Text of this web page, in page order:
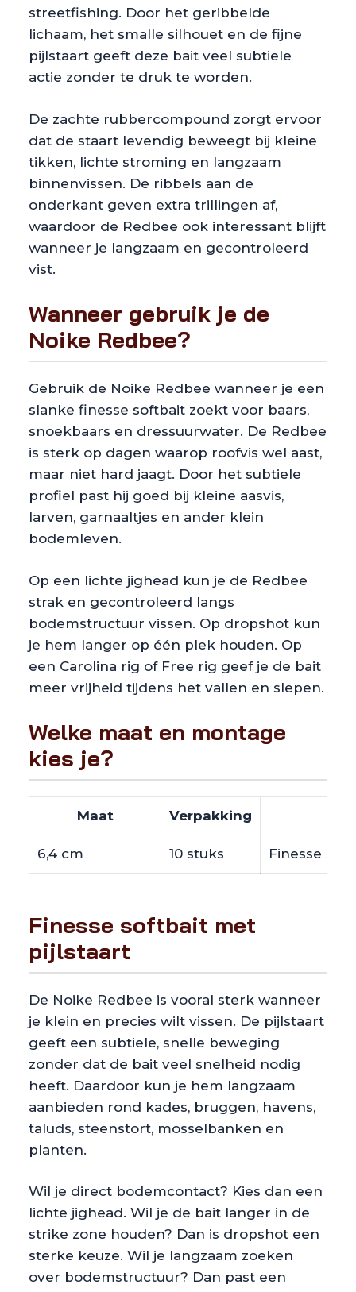
streetfishing. Door het geribbelde
lichaam, het smalle silhouet en de fijne
pijlstaart geeft deze bait veel subtiele
actie zonder te druk te worden.
De zachte rubbercompound zorgt ervoor
dat de staart levendig beweegt bij kleine
tikken, lichte stroming en langzaam
binnenvissen. De ribbels aan de
onderkant geven extra trillingen af,
waardoor de Redbee ook interessant blijft
wanneer je langzaam en gecontroleerd
vist.
Wanneer gebruik je de
Noike Redbee?
Gebruik de Noike Redbee wanneer je een
slanke finesse softbait zoekt voor baars,
snoekbaars en dressuurwater. De Redbee
is sterk op dagen waarop roofvis wel aast,
maar niet hard jaagt. Door het subtiele
profiel past hij goed bij kleine aasvis,
larven, garnaaltjes en ander klein
bodemleven.
Op een lichte jighead kun je de Redbee
strak en gecontroleerd langs
bodemstructuur vissen. Op dropshot kun
je hem langer op één plek houden. Op
een Carolina rig of Free rig geef je de bait
meer vrijheid tijdens het vallen en slepen.
Welke maat en montage
kies je?
Maat Verpakking
6,4 cm 10 stuks Finesse
Finesse softbait met
pijlstaart
De Noike Redbee is vooral sterk wanneer
je klein en precies wilt vissen. De pijlstaart
geeft een subtiele, snelle beweging
zonder dat de bait veel snelheid nodig
heeft. Daardoor kun je hem langzaam
aanbieden rond kades, bruggen, havens,
taluds, steenstort, mosselbanken en
planten.
Wil je direct bodemcontact? Kies dan een
lichte jighead. Wil je de bait langer in de
strike zone houden? Dan is dropshot een
sterke keuze. Wil je langzaam zoeken
over bodemstructuur? Dan past een